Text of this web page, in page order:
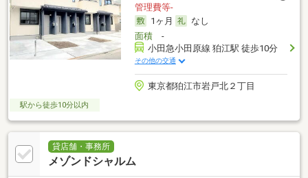
管理費等-
1ヶ月
なし
面積-
小田急小田原線 狛江駅 徒歩10分
その他の交通
東京都狛江市岩戸北２丁目
駅から徒歩10分以内
貸店舗・事務所
メゾンドシャルム